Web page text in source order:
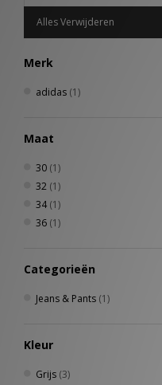
Alles Verwijderen
Merk
adidas (1)
Maat
30 (1)
32 (1)
34(1)
36 (1)
Categorieën
Jeans & Pants (1)
Kleur
Grijs (3)